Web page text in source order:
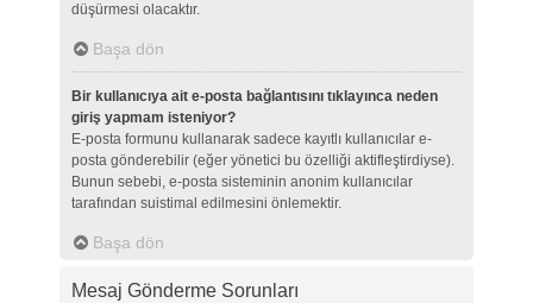
düşürmesi olacaktır.
Başa dön
Bir kullanıcıya ait e-posta bağlantısını tıklayınca neden
giriş yapmam isteniyor?
E-posta formunu kullanarak sadece kayıtlı kullanıcılar e-
posta gönderebilir (eğer yönetici bu özelliği aktifleştirdiyse).
Bunun sebebi, e-posta sisteminin anonim kullanıcılar
tarafından suistimal edilmesini önlemektir.
Başa dön
Mesaj Gönderme Sorunları